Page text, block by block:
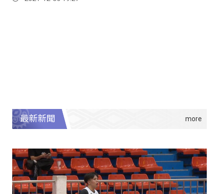
最新新聞